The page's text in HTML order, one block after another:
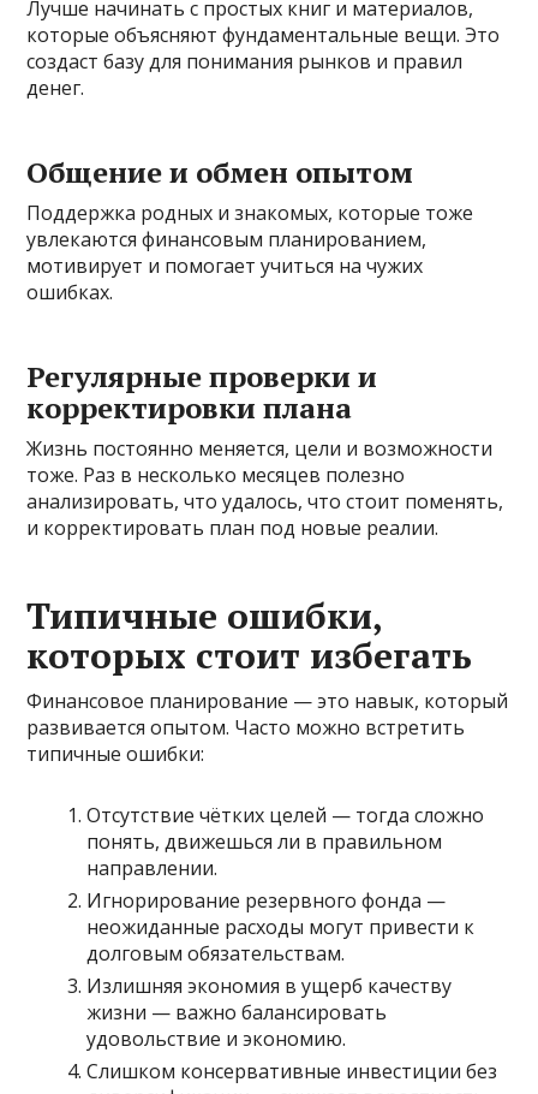
Лучше начинать с простых книг и материалов,
которые объясняют фундаментальные вещи. Это
создаст базу для понимания рынков и правил
денег.
Общение и обмен опытом
Поддержка родных и знакомых, которые тоже
увлекаются финансовым планированием,
мотивирует и помогает учиться на чужих
ошибках.
Регулярные проверки и
корректировки плана
Жизнь постоянно меняется, цели и возможности
тоже. Раз в несколько месяцев полезно
анализировать, что удалось, что стоит поменять,
и корректировать план под новые реалии.
Типичные ошибки,
которых стоит избегать
Финансовое планирование — это навык, который
развивается опытом. Часто можно встретить
типичные ошибки:
Отсутствие чётких целей — тогда сложно
понять, движешься ли в правильном
направлении.
Игнорирование резервного фонда —
неожиданные расходы могут привести к
долговым обязательствам.
Излишняя экономия в ущерб качеству
жизни — важно балансировать
удовольствие и экономию.
Слишком консервативные инвестиции без